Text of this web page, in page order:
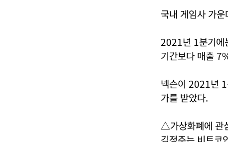
국내 게임사 가
2021년 1분기에
기간보다 매출
넥슨이 2021년 1
가를 받았다.
△가상화폐에 관
김정주는 비트코